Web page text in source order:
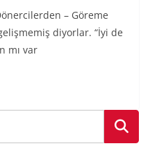
– Göreme
diyorlar. “İyi de
mı var